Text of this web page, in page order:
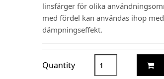
linsfärger för olika
med fördel kan användas ihop
dämpningseffekt.
Quantity